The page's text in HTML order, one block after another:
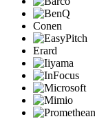
Conen
Erard